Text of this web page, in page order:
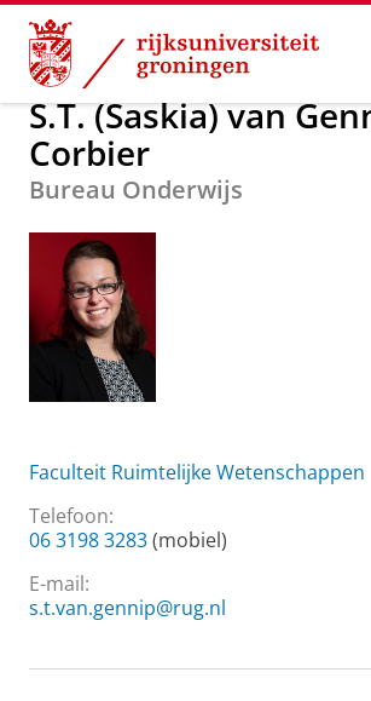
Skip
Content
Skip
Navigation
Over ons S.T. (Saskia) van
S.T. (Saskia) van
Corbier
Bureau Onderwijs
Faculteit Ruimtelijke Wetenschappen
Telefoon:
06 3198 3283(mobiel)
E-mail:
s.t.van.gennip@rug.nl